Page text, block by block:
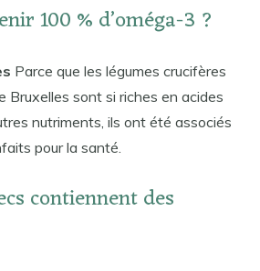
100 % d’oméga-3 ?
Parce que les légumes crucifères
Bruxelles sont si riches en acides
nutriments, ils ont été associés
pour la santé.
contiennent des